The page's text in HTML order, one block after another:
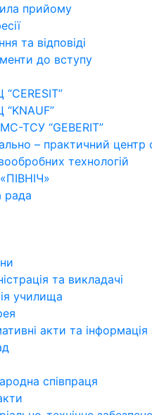
прийому
та відповіді
до вступу
ТСУ “GEBERIT”
– практичний центр
технологій
рада
та викладачі
училища
акти та інформація
співпраця